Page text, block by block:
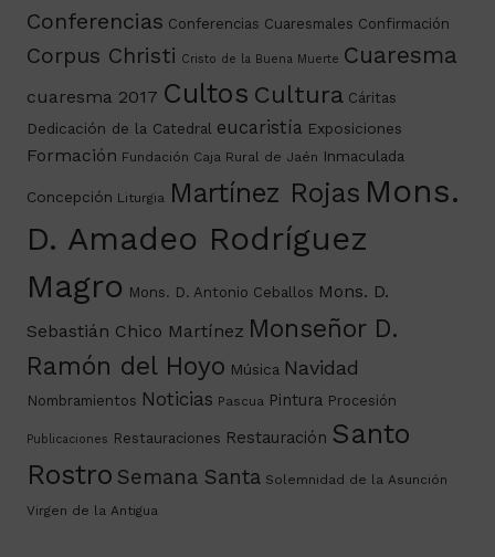
Conferencias Conferencias Cuaresmales Confirmación
Corpus Christi Cristo de la Buena Muerte Cuaresma
cuaresma 2017 Cultos Cultura Cáritas
Dedicación de la Catedral eucaristía Exposiciones
Formación Fundación Caja Rural de Jaén Inmaculada
Concepción Liturgia Martínez Rojas Mons.
D. Amadeo Rodríguez
Magro Mons. D. Antonio Ceballos Mons. D.
Sebastián Chico Martínez Monseñor D.
Ramón del Hoyo Música Navidad
Nombramientos Noticias Pascua Pintura Procesión
Publicaciones Restauraciones Restauración Santo
Rostro Semana Santa Solemnidad de la Asunción
Virgen de la Antigua